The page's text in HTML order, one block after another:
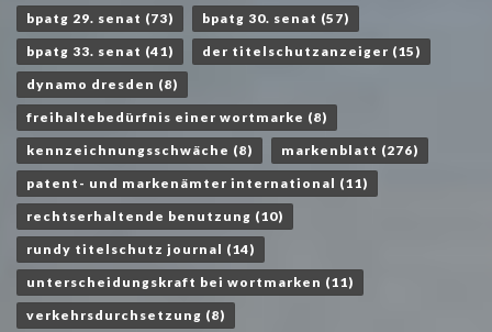
bpatg 29. senat (73) bpatg 30. senat (57)
bpatg 33. senat (41) der titelschutzanzeiger (15)
dynamo dresden (8)
freihaltebedürfnis einer wortmarke (8)
kennzeichnungsschwäche (8) markenblatt (276)
patent- und markenämter international (11)
rechtserhaltende benutzung (10)
rundy titelschutz journal (14)
unterscheidungskraft bei wortmarken (11)
verkehrsdurchsetzung (8)